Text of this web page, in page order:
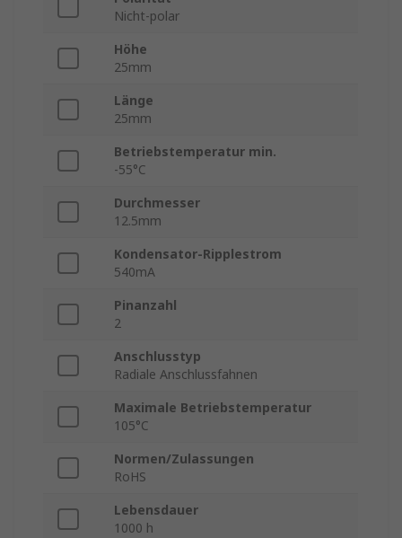
Nicht-polar
Höhe
25mm
Länge
25mm
Betriebstemperatur min.
-55°C
Durchmesser
12.5mm
Kondensator-Ripplestrom
540mA
Pinanzahl
2
Anschlusstyp
Radiale Anschlussfahnen
Maximale Betriebstemperatur
105°C
Normen/Zulassungen
RoHS
Lebensdauer
1000 h